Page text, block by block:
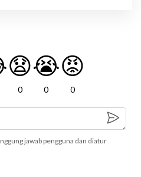
😧
0
😭
0
😡
0
jawab pengguna dan diatur